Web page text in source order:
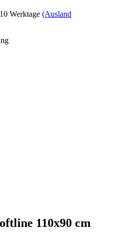
Werktage (Ausland
110x90 cm